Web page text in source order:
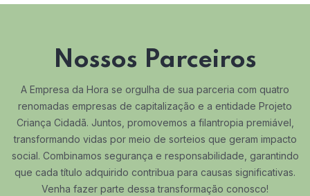
Nossos Parceiros
A Empresa da Hora se orgulha de sua parceria com quatro
renomadas empresas de capitalização e a entidade Projeto
Criança Cidadã. Juntos, promovemos a filantropia premiável,
transformando vidas por meio de sorteios que geram impacto
social. Combinamos segurança e responsabilidade, garantindo
que cada título adquirido contribua para causas significativas.
Venha fazer parte dessa transformação conosco!